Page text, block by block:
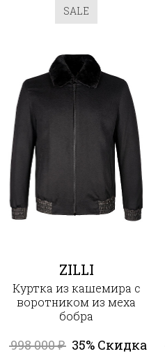
SALE
ZILLI
Куртка из кашемира с
воротником из меха
бобра
998 000₽ 35% Скидка